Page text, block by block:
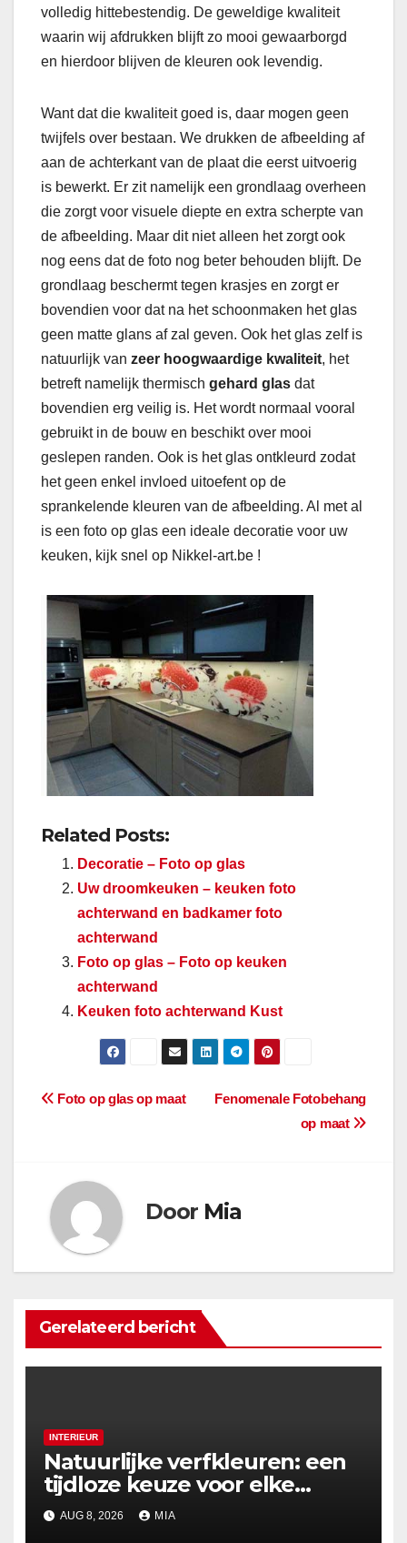
volledig hittebestendig. De geweldige kwaliteit
waarin wij afdrukken blijft zo mooi gewaarborgd
en hierdoor blijven de kleuren ook levendig.
Want dat die kwaliteit goed is, daar mogen geen
twijfels over bestaan. We drukken de afbeelding af
aan de achterkant van de plaat die eerst uitvoerig
is bewerkt. Er zit namelijk een grondlaag overheen
die zorgt voor visuele diepte en extra scherpte van
de afbeelding. Maar dit niet alleen het zorgt ook
nog eens dat de foto nog beter behouden blijft. De
grondlaag beschermt tegen krasjes en zorgt er
bovendien voor dat na het schoonmaken het glas
geen matte glans af zal geven. Ook het glas zelf is
natuurlijk van zeer hoogwaardige kwaliteit, het
betreft namelijk thermisch gehard glas dat
bovendien erg veilig is. Het wordt normaal vooral
gebruikt in de bouw en beschikt over mooi
geslepen randen. Ook is het glas ontkleurd zodat
het geen enkel invloed uitoefent op de
sprankelende kleuren van de afbeelding. Al met al
is een foto op glas een ideale decoratie voor uw
keuken, kijk snel op Nikkel-art.be !
Related Posts:
Decoratie – Foto op glas
Uw droomkeuken – keuken foto
achterwand en badkamer foto
achterwand
Foto op glas – Foto op keuken
achterwand
Keuken foto achterwand Kust
BerichtnavigatieFenomenale Fotobehang
op maat
Foto op glas op maat
Door Mia
Gerelateerd bericht
INTERIEUR
Natuurlijke verfkleuren: een
tijdloze keuze voor elke
woning
AUG 8, 2026 MIA